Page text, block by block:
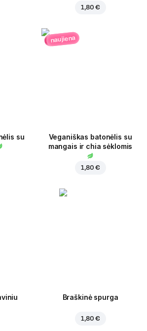
1,80 €
su
naujiena
Veganiškas batonėlis su
mangais ir chia sėklomis
1,80 €
Braškinė spurga
1,80 €